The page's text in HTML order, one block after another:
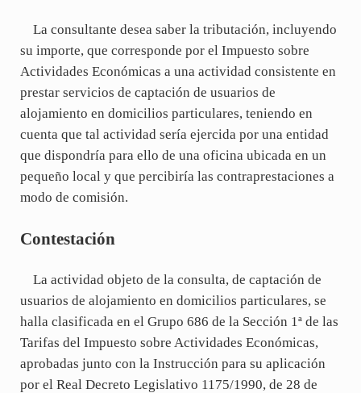
La consultante desea saber la tributación, incluyendo
su importe, que corresponde por el Impuesto sobre
Actividades Económicas a una actividad consistente en
prestar servicios de captación de usuarios de
alojamiento en domicilios particulares, teniendo en
cuenta que tal actividad sería ejercida por una entidad
que dispondría para ello de una oficina ubicada en un
pequeño local y que percibiría las contraprestaciones a
modo de comisión.
Contestación
La actividad objeto de la consulta, de captación de
usuarios de alojamiento en domicilios particulares, se
halla clasificada en el Grupo 686 de la Sección 1ª de las
Tarifas del Impuesto sobre Actividades Económicas,
aprobadas junto con la Instrucción para su aplicación
por el Real Decreto Legislativo 1175/1990, de 28 de